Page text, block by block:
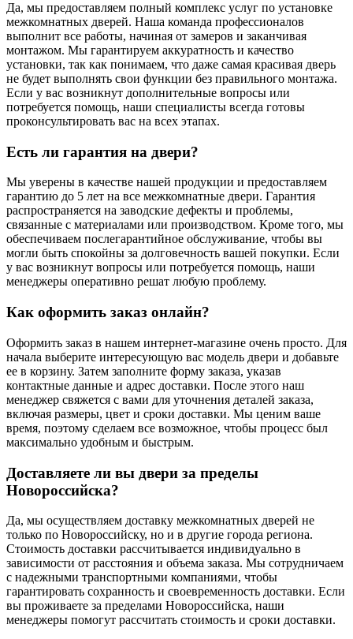
Да, мы предоставляем полный комплекс услуг по установке
межкомнатных дверей. Наша команда профессионалов
выполнит все работы, начиная от замеров и заканчивая
монтажом. Мы гарантируем аккуратность и качество
установки, так как понимаем, что даже самая красивая дверь
не будет выполнять свои функции без правильного монтажа.
Если у вас возникнут дополнительные вопросы или
потребуется помощь, наши специалисты всегда готовы
проконсультировать вас на всех этапах.
Есть ли гарантия на двери?
Мы уверены в качестве нашей продукции и предоставляем
гарантию до 5 лет на все межкомнатные двери. Гарантия
распространяется на заводские дефекты и проблемы,
связанные с материалами или производством. Кроме того, мы
обеспечиваем послегарантийное обслуживание, чтобы вы
могли быть спокойны за долговечность вашей покупки. Если
у вас возникнут вопросы или потребуется помощь, наши
менеджеры оперативно решат любую проблему.
Как оформить заказ онлайн?
Оформить заказ в нашем интернет-магазине очень просто. Для
начала выберите интересующую вас модель двери и добавьте
ее в корзину. Затем заполните форму заказа, указав
контактные данные и адрес доставки. После этого наш
менеджер свяжется с вами для уточнения деталей заказа,
включая размеры, цвет и сроки доставки. Мы ценим ваше
время, поэтому сделаем все возможное, чтобы процесс был
максимально удобным и быстрым.
Доставляете ли вы двери за пределы
Новороссийска?
Да, мы осуществляем доставку межкомнатных дверей не
только по Новороссийску, но и в другие города региона.
Стоимость доставки рассчитывается индивидуально в
зависимости от расстояния и объема заказа. Мы сотрудничаем
с надежными транспортными компаниями, чтобы
гарантировать сохранность и своевременность доставки. Если
вы проживаете за пределами Новороссийска, наши
менеджеры помогут рассчитать стоимость и сроки доставки.